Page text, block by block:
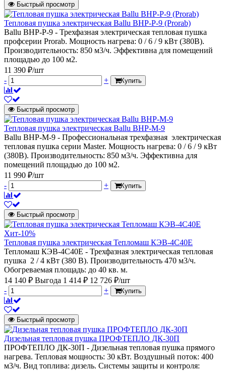
Быстрый просмотр
Тепловая пушка электрическая Ballu BHP-P-9 (Prorab)
Ballu BHP-P-9 - Трехфазная электрическая тепловая пушка
профсерии Prorab. Мощность нагрева: 0 / 6 / 9 кВт (380В).
Производительность: 850 м3/ч. Эффективна для помещений
площадью до 100 м2.
11 390 ₽/шт
-
+ Купить
Быстрый просмотр
Тепловая пушка электрическая Ballu BHP-M-9
Ballu BHP-M-9 - Профессиональная трехфазная электрическая
тепловая пушка серии Мaster. Мощность нагрева: 0 / 6 / 9 кВт
(380В). Производительность: 850 м3/ч. Эффективна для
помещений площадью до 100 м2.
11 990 ₽/шт
-
+ Купить
Быстрый просмотр
Хит-10%
Тепловая пушка электрическая Тепломаш КЭВ-4С40Е
Тепломаш КЭВ-4С40Е - Трехфазная электрическая тепловая
пушка 2 / 4 кВт (380 В). Производительность 470 м3/ч.
Обогреваемая площадь: до 40 кв. м.
14 140 ₽ Выгода 1 414 ₽ 12 726 ₽/шт
-
+ Купить
Быстрый просмотр
Дизельная тепловая пушка ПРОФТЕПЛО ДК-30П
ПРОФТЕПЛО ДК-30П - Дизельная тепловая пушка прямого
нагрева. Тепловая мощность: 30 кВт. Воздушный поток: 400
м3/ч. Вид топлива: дизель. Системы защиты и контроля: